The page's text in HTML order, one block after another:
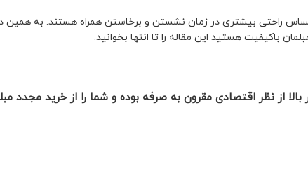
راحتی بیشتری در زمان نشستن و برخاستن همراه هستند. به همین
باکیفیت هستید این مقاله را تا انتها بخوانید.
از نظر اقتصادی مقرون به صرفه بوده و شما را از خرید مجدد